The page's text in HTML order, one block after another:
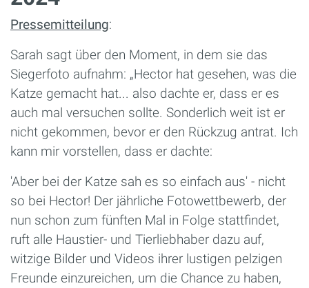
Pressemitteilung:
Sarah sagt über den Moment, in dem sie das
Siegerfoto aufnahm: „Hector hat gesehen, was die
Katze gemacht hat... also dachte er, dass er es
auch mal versuchen sollte. Sonderlich weit ist er
nicht gekommen, bevor er den Rückzug antrat. Ich
kann mir vorstellen, dass er dachte:
'Aber bei der Katze sah es so einfach aus' - nicht
so bei Hector! Der jährliche Fotowettbewerb, der
nun schon zum fünften Mal in Folge stattfindet,
ruft alle Haustier- und Tierliebhaber dazu auf,
witzige Bilder und Videos ihrer lustigen pelzigen
Freunde einzureichen, um die Chance zu haben,